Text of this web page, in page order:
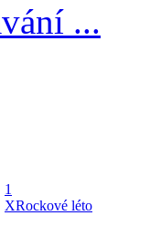
...
1
XRockové léto